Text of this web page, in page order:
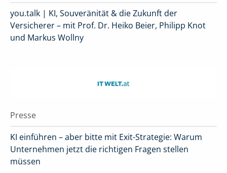
you.talk | KI, Souveränität & die Zukunft der
Versicherer – mit Prof. Dr. Heiko Beier, Philipp Knot
und Markus Wollny
Presse
KI einführen – aber bitte mit Exit-Strategie: Warum
Unternehmen jetzt die richtigen Fragen stellen
müssen